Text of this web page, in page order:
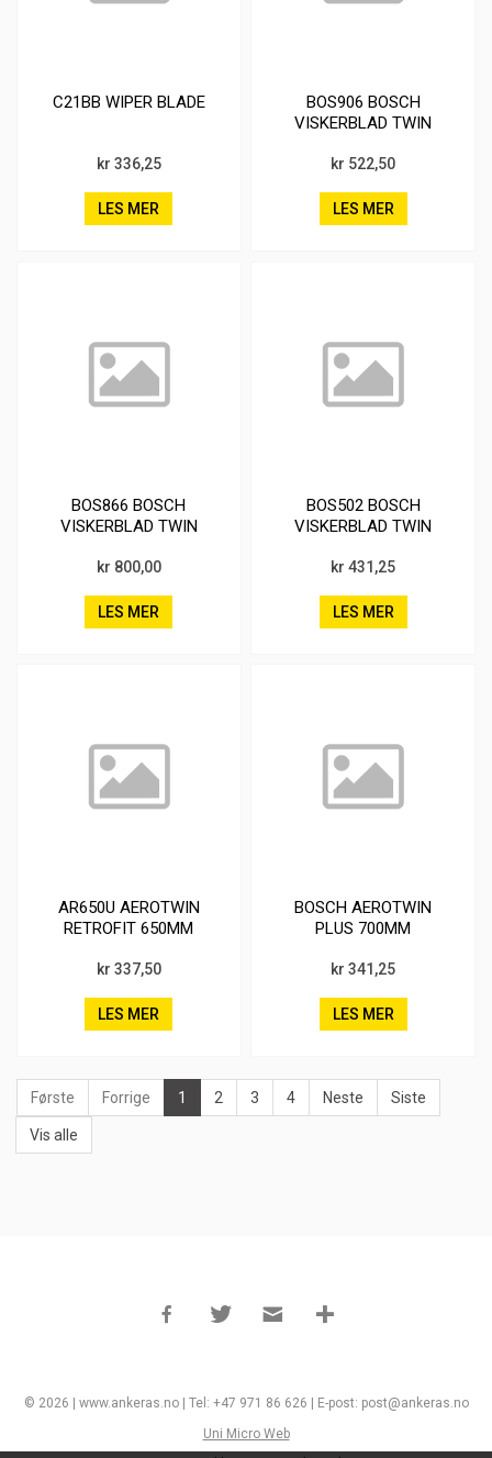
C21BB WIPER BLADE
kr 336,25
LES MER
BOS906 BOSCH
VISKERBLAD TWIN
kr 522,50
LES MER
BOS866 BOSCH
VISKERBLAD TWIN
kr 800,00
LES MER
BOS502 BOSCH
VISKERBLAD TWIN
kr 431,25
LES MER
AR650U AEROTWIN
RETROFIT 650MM
kr 337,50
LES MER
BOSCH AEROTWIN
PLUS 700MM
kr 341,25
LES MER
Første Forrige 1 2 3 4 Neste Siste
Vis alle
© 2026 | www.ankeras.no | Tel: +47 971 86 626 | E-post: post@ankeras.no
Uni Micro Web